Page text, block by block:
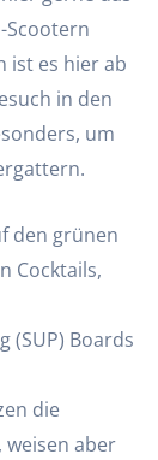
Scootern
ist es hier ab
in den
um
den grünen
Cocktails,
(SUP) Boards
die
weisen aber